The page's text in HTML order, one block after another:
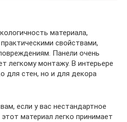
материала,
свойствами,
Панели очень
легкому монтажу. В интерьере
для стен, но и для декора
если у вас нестандартное
материал легко принимает